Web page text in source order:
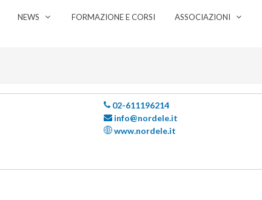
NEWS FORMAZIONE E CORSI ASSOCIAZIONI
02-611196214
info@nordele.it
www.nordele.it